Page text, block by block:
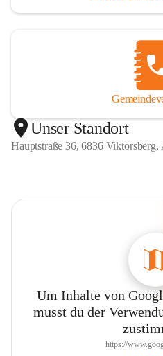
Unser Standort
Hauptstraße 36, 6836
Um Inhalte von
musst du der
https://